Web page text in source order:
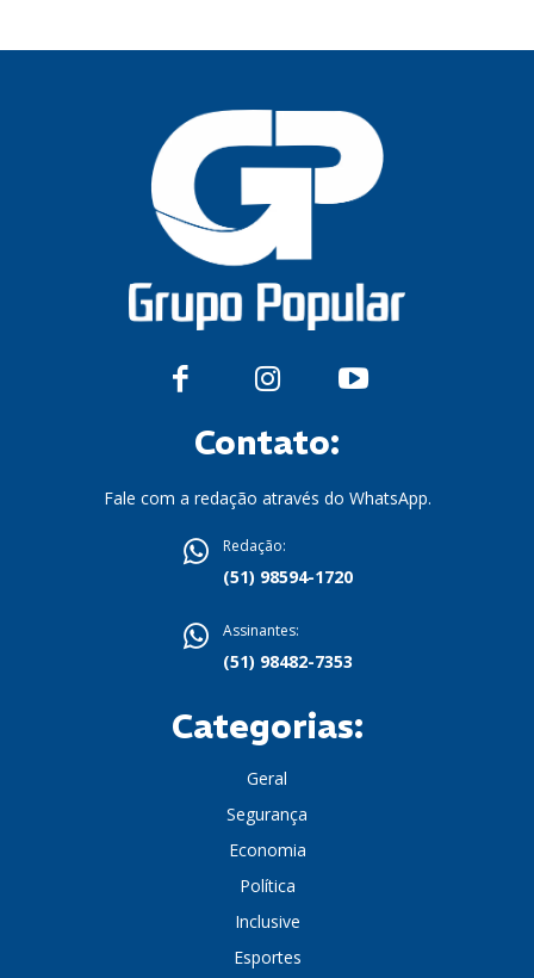
Contato:
Fale com a redação através do WhatsApp.
Redação:
(51) 98594-1720
Assinantes:
(51) 98482-7353
Categorias:
Geral
Segurança
Economia
Política
Inclusive
Esportes